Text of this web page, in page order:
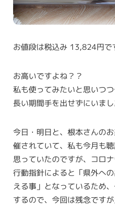
お値段は税込み 13,824円で
お高いですよね？？
私も使ってみたいと思いつつ
長い期間手を出せずにいま
今日・明日と、根本さんの
催されていて、私も今月も
思っていたのですが、コロ
行動指針によると「県外へ
える事」となっているため
するので、今回は残念です